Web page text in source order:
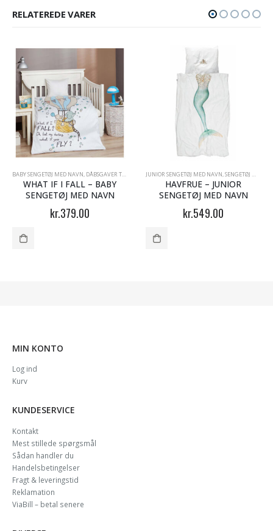
RELATEREDE VARER
BABY SENGETØJ MED NAVN, DÅBSGAVER TIL DRENGE ,DÅBSGAVER TIL PIGER,SENGETØJ MED NAVN
WHAT IF I FALL – BABY
SENGETØJ MED NAVN
kr.379.00
JUNIOR SENGETØJ MED NAVN,SENGETØJ MED NAVN
HAVFRUE – JUNIOR
SENGETØJ MED NAVN
kr.549.00
MIN KONTO
Log ind
Kurv
KUNDESERVICE
Kontakt
Mest stillede spørgsmål
Sådan handler du
Handelsbetingelser
Fragt & leveringstid
Reklamation
ViaBill – betal senere